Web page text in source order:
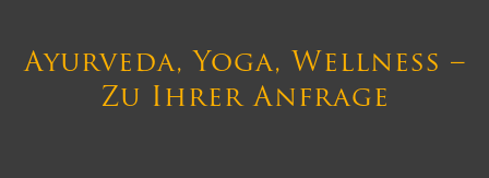
Ayurveda, Yoga, Wellness –
Zu Ihrer Anfrage